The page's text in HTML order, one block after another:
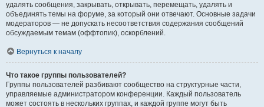
удалять сообщения, закрывать, открывать, перемещать, удалять и
объединять темы на форуме, за который они отвечают. Основные задачи
модераторов — не допускать несоответствия содержания сообщений
обсуждаемым темам (оффтопик), оскорблений.
Вернуться к началу
Что такое группы пользователей?
Группы пользователей разбивают сообщество на структурные части,
управляемые администратором конференции. Каждый пользователь
может состоять в нескольких группах, и каждой группе могут быть